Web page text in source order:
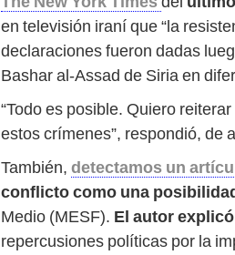
en televisión iraní que “la
declaraciones fueron dadas
Bashar al-Assad de Siria en
“Todo es posible. Quiero
estos crímenes”, respondió, de
También, detectamos un
conflicto como una
Medio (MESF). El autor
repercusiones políticas por la